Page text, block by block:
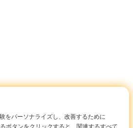
をパーソナライズし、改善するために
ボタンをクリックすると、関連するすべて